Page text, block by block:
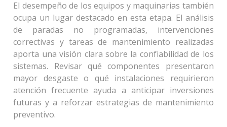
El desempeño de los equipos y maquinarias también
ocupa un lugar destacado en esta etapa. El análisis
de paradas no programadas, intervenciones
correctivas y tareas de mantenimiento realizadas
aporta una visión clara sobre la confiabilidad de los
sistemas. Revisar qué componentes presentaron
mayor desgaste o qué instalaciones requirieron
atención frecuente ayuda a anticipar inversiones
futuras y a reforzar estrategias de mantenimiento
preventivo.